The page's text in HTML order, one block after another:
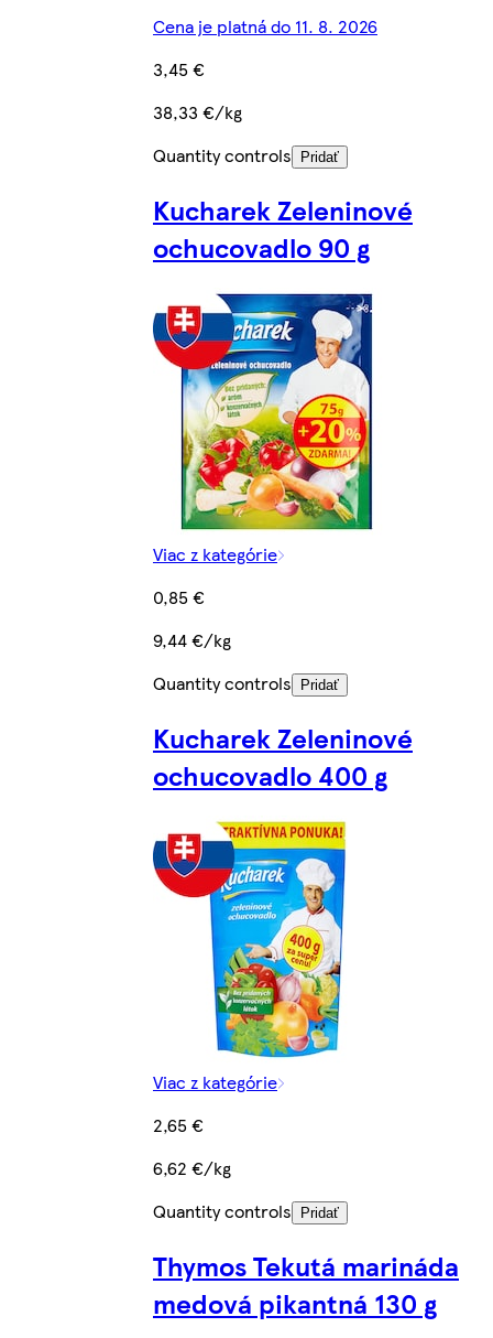
Cena je platná do 11. 8. 2026
3,45 €
38,33 €/kg
Quantity controls
Pridať
Kucharek Zeleninové
ochucovadlo 90 g
Viac z kategórie
0,85 €
9,44 €/kg
Quantity controls
Pridať
Kucharek Zeleninové
ochucovadlo 400 g
Viac z kategórie
2,65 €
6,62 €/kg
Quantity controls
Pridať
Thymos Tekutá marináda
medová pikantná 130 g